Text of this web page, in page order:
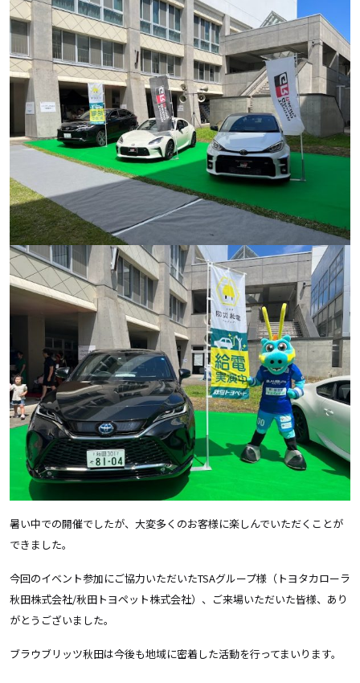
暑い中での開催でしたが、大変多くのお客様に楽しんでいただくことが
できました。
今回のイベント参加にご協力いただいたTSAグループ様（トヨタカローラ
秋田株式会社/秋田トヨペット株式会社）、ご来場いただいた皆様、あり
がとうございました。
ブラウブリッツ秋田は今後も地域に密着した活動を行ってまいります。